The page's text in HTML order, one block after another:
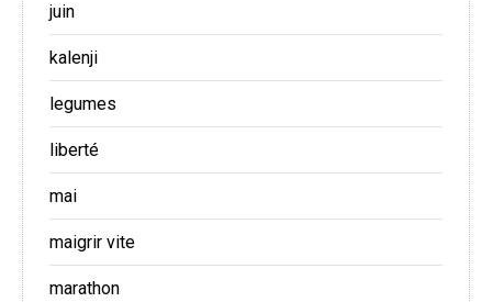
juin
kalenji
legumes
liberté
mai
maigrir vite
marathon